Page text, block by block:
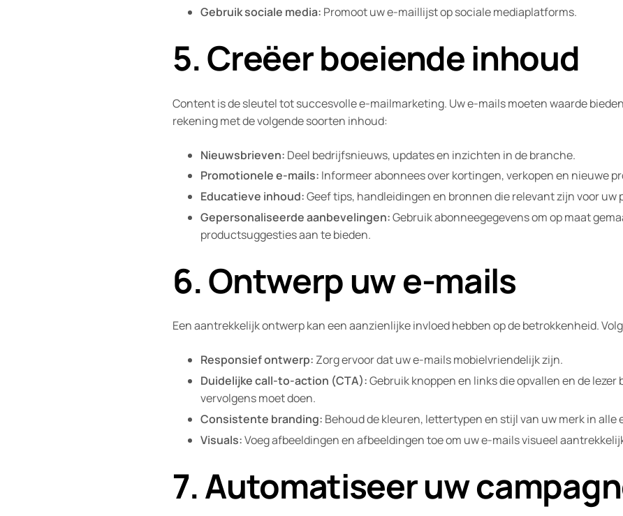
Gebruik sociale media: Promoot uw e-maillijst op sociale mediaplatforms.
5. Creëer boeiende inhoud
Content is de sleutel tot succesvolle e-mailmarketing. Uw e-mails moeten waarde
rekening met de volgende soorten inhoud:
Nieuwsbrieven: Deel bedrijfsnieuws, updates en inzichten in de branche.
Promotionele e-mails: Informeer abonnees over kortingen, verkopen en nieuwe
Educatieve inhoud:Geef tips, handleidingen en bronnen die relevant zijn voor uw
Gepersonaliseerde aanbevelingen:Gebruik abonneegegevens om op maat
productsuggesties aan te bieden.
6. Ontwerp uw e-mails
Een aantrekkelijk ontwerp kan een aanzienlijke invloed hebben op de betrokkenheid.
Responsief ontwerp: Zorg ervoor dat uw e-mails mobielvriendelijk zijn.
Duidelijke call-to-action (CTA):Gebruik knoppen en links die opvallen en de lezer
vervolgens moet doen.
Consistente branding: Behoud de kleuren, lettertypen en stijl van uw merk in alle
Visuals:Voeg afbeeldingen en afbeeldingen toe om uw e-mails visueel
7. Automatiseer uw